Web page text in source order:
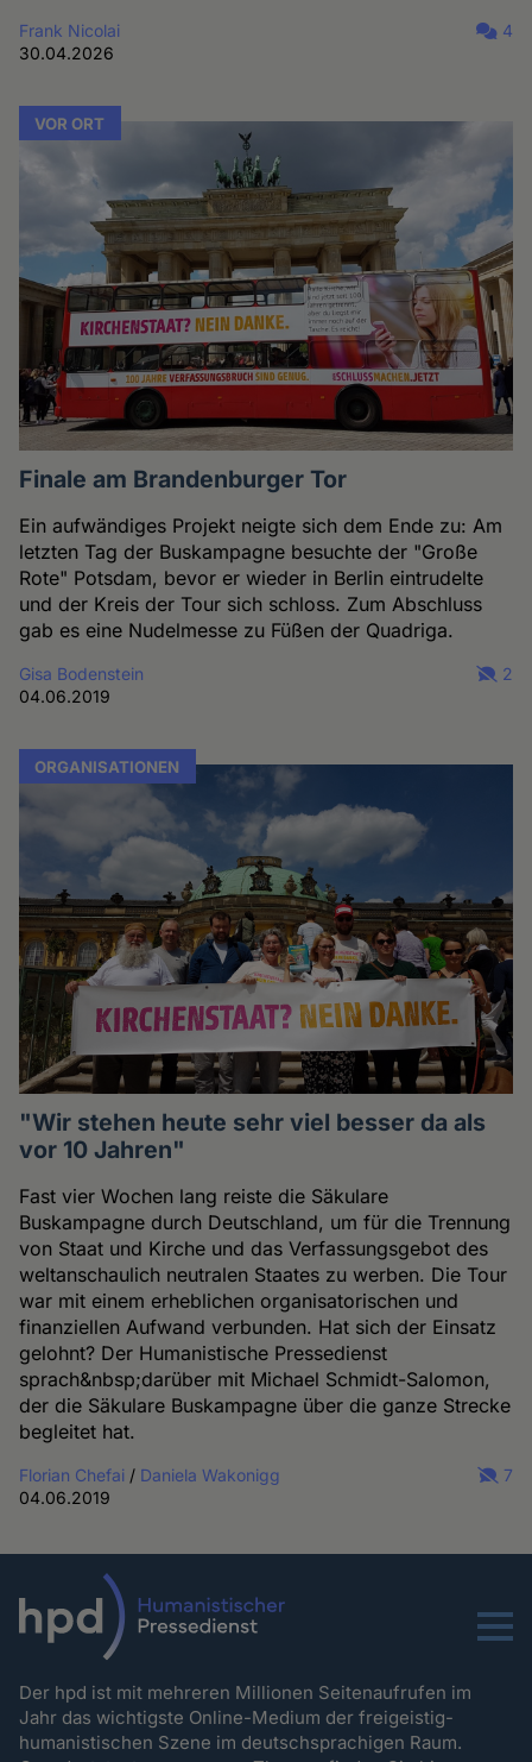
Frank Nicolai
30.04.2026
4
VOR ORT
Finale am Brandenburger Tor
Ein aufwändiges Projekt neigte sich dem Ende zu: Am
letzten Tag der Buskampagne besuchte der "Große
Rote" Potsdam, bevor er wieder in Berlin eintrudelte
und der Kreis der Tour sich schloss. Zum Abschluss
gab es eine Nudelmesse zu Füßen der Quadriga.
Gisa Bodenstein
04.06.2019
2
ORGANISATIONEN
"Wir stehen heute sehr viel besser da als
vor 10 Jahren"
Fast vier Wochen lang reiste die Säkulare
Buskampagne durch Deutschland, um für die Trennung
von Staat und Kirche und das Verfassungsgebot des
weltanschaulich neutralen Staates zu werben. Die Tour
war mit einem erheblichen organisatorischen und
finanziellen Aufwand verbunden. Hat sich der Einsatz
gelohnt? Der Humanistische Pressedienst
sprach&nbsp;darüber mit Michael Schmidt-Salomon,
der die Säkulare Buskampagne über die ganze Strecke
begleitet hat.
Florian Chefai / Daniela Wakonigg
04.06.2019
7
Menu
Der hpd ist mit mehreren Millionen Seitenaufrufen im
Jahr das wichtigste Online-Medium der freigeistig-
humanistischen Szene im deutschsprachigen Raum.